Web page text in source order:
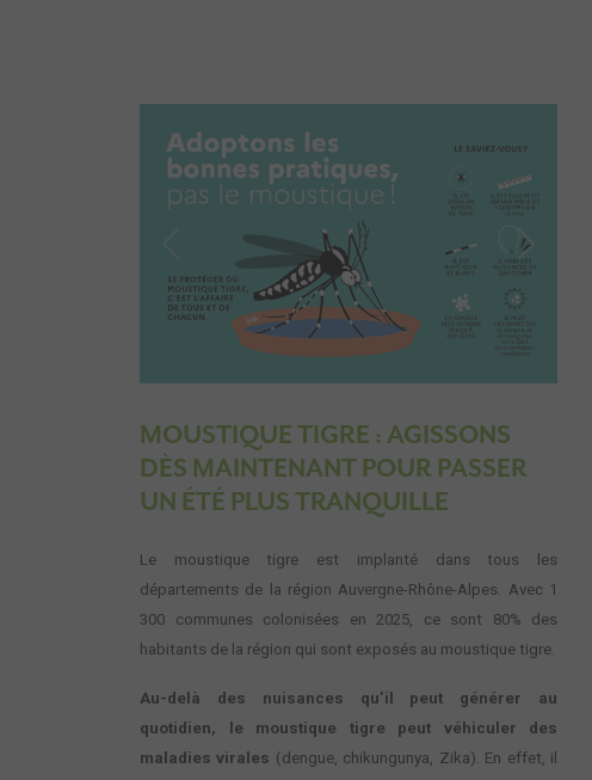
Next
MOUSTIQUE TIGRE : AGISSONS
DÈS MAINTENANT POUR PASSER
UN ÉTÉ PLUS TRANQUILLE
Le moustique tigre est implanté dans tous les
départements de la région Auvergne-Rhône-Alpes. Avec 1
300 communes colonisées en 2025, ce sont 80% des
habitants de la région qui sont exposés au moustique tigre.
Au-delà des nuisances qu’il peut générer au
quotidien, le moustique tigre peut véhiculer des
maladies virales (dengue, chikungunya, Zika). En effet, il